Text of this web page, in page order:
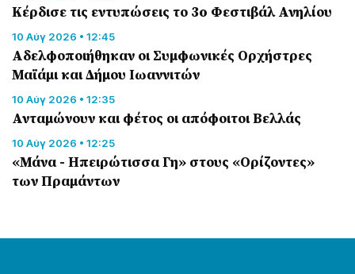
Κέρδισε τις εντυπώσεις το 3o Φεστιβάλ Ανηλίου
10 Αύγ 2026 • 12:45
Αδελφοποιήθηκαν οι Συμφωνικές Ορχήστρες
Μαϊάμι και Δήμου Ιωαννιτών
10 Αύγ 2026 • 12:35
Ανταμώνουν και φέτος οι απόφοιτοι Βελλάς
10 Αύγ 2026 • 12:25
«Μάνα - Ηπειρώτισσα Γη» στους «Ορίζοντες»
των Πραμάντων